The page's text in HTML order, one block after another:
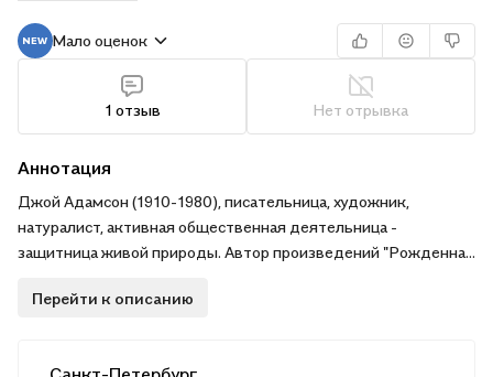
Мало оценок
1 отзыв Нет отрывка
Аннотация
Джой Адамсон (1910-1980), писательница, художник,
натуралист, активная общественная деятельница -
защитница живой природы. Автор произведений "Рожденная
"Королева Шебы" и др. Ее книги, написанные для широкого
Перейти к описанию